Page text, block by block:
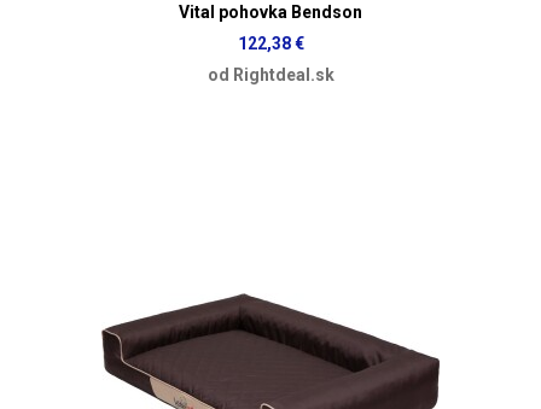
Vital pohovka Bendson
122,38 €
od Rightdeal.sk